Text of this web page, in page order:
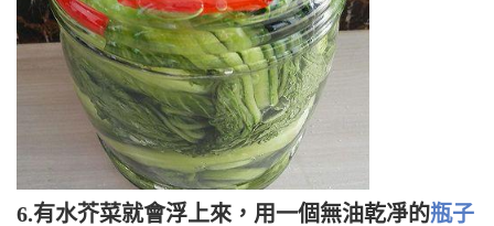
6.有水芥菜就會浮上來，用一個無油乾凈的瓶子